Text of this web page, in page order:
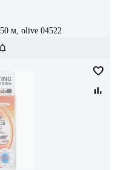
м, olive 04522